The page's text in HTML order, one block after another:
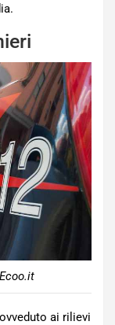
ai rilievi